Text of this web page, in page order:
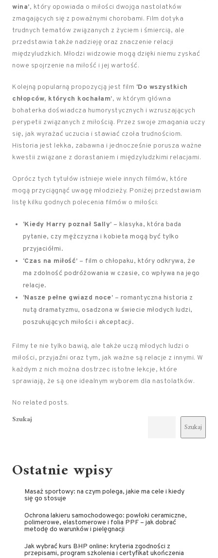
wina’, który opowiada o miłości dwojga nastolatków
zmagających się z poważnymi chorobami. Film dotyka
trudnych tematów związanych z życiem i śmiercią, ale
przedstawia także nadzieję oraz znaczenie relacji
międzyludzkich. Młodzi widzowie mogą dzięki niemu zyskać
nowe spojrzenie na miłość i jej wartość.
Kolejną popularną propozycją jest film ‘Do wszystkich
chłopców, których kochałam’, w którym główna
bohaterka doświadcza humorystycznych i wzruszających
perypetii związanych z miłością. Przez swoje zmagania uczy
się, jak wyrażać uczucia i stawiać czoła trudnościom.
Historia jest lekka, zabawna i jednocześnie porusza ważne
kwestii związane z dorastaniem i międzyludzkimi relacjami.
Oprócz tych tytułów istnieje wiele innych filmów, które
mogą przyciągnąć uwagę młodzieży. Poniżej przedstawiam
listę kilku godnych polecenia filmów o miłości:
‘Kiedy Harry poznał Sally’ – klasyka, która bada
pytanie, czy mężczyzna i kobieta mogą być tylko
przyjaciółmi.
‘Czas na miłość’ – film o chłopaku, który odkrywa, że
ma zdolność podróżowania w czasie, co wpływa na jego
relacje.
‘Nasze pełne gwiazd noce’ – romantyczna historia z
nutą dramatyzmu, osadzona w świecie młodych ludzi,
poszukujących miłości i akceptacji.
Filmy te nie tylko bawią, ale także uczą młodych ludzi o
miłości, przyjaźni oraz tym, jak ważne są relacje z innymi. W
każdym z nich można dostrzec istotne lekcje, które
sprawiają, że są one idealnym wyborem dla nastolatków.
No related posts.
Szukaj
Szukaj
Ostatnie wpisy
Masaż sportowy: na czym polega, jakie ma cele i kiedy
się go stosuje
Ochrona lakieru samochodowego: powłoki ceramiczne,
polimerowe, elastomerowe i folia PPF – jak dobrać
metodę do warunków i pielęgnacji
Jak wybrać kurs BHP online: kryteria zgodności z
przepisami, program szkolenia i certyfikat ukończenia